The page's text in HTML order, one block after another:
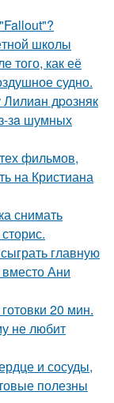
школы
того, как её
судно.
дpoзняк
зa шумных
фильмов,
на Кристиана
снимать
главную
Ани
20 мин.
не любит
и сосуды,
полезны